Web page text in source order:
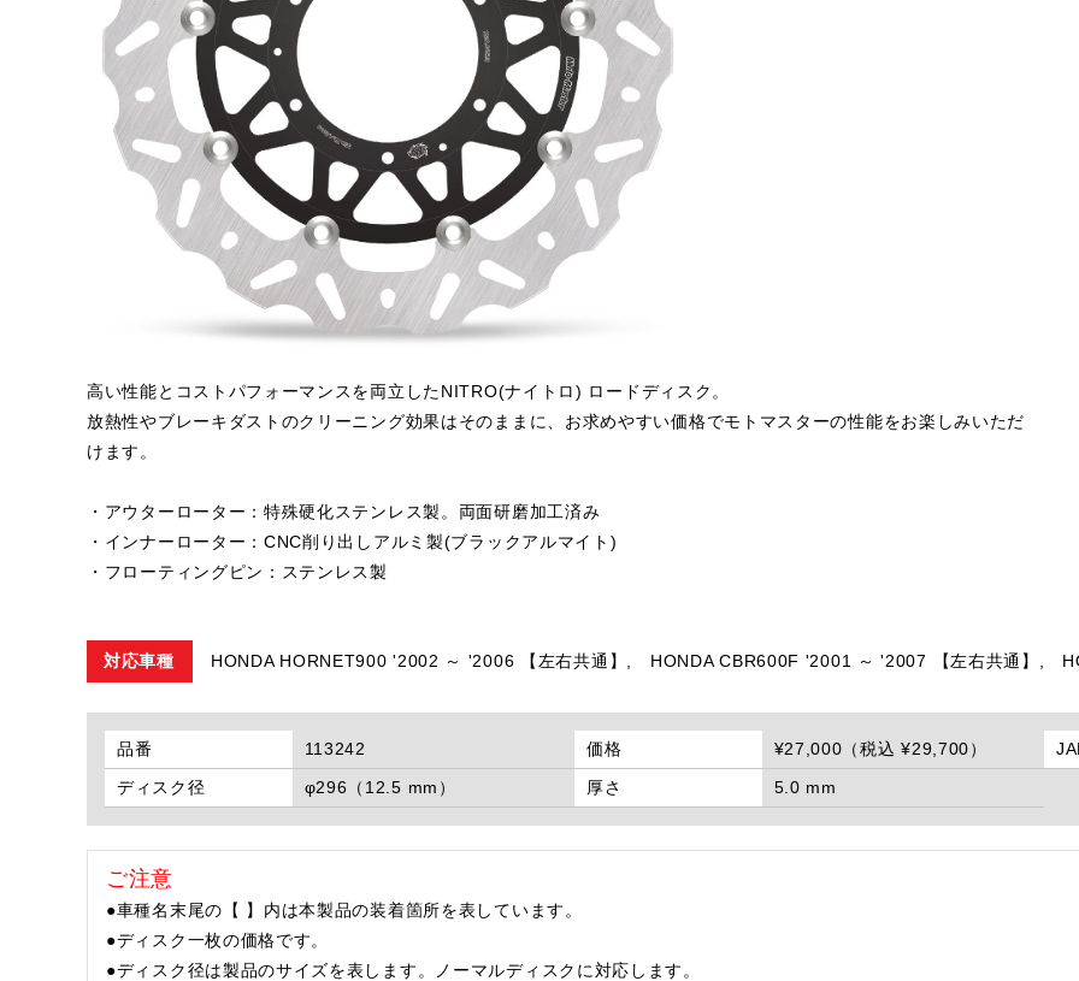
高い性能とコストパフォーマンスを両立したNITRO(ナイトロ) ロードディスク。
放熱性やブレーキダストのクリーニング効果はそのままに、お求めやすい価格でモトマスターの性能をお楽しみいただ
けます。
・アウターローター：特殊硬化ステンレス製。両面研磨加工済み
・インナーローター：CNC削り出しアルミ製(ブラックアルマイト)
・フローティングピン：ステンレス製
対応車種 HONDA HORNET900 '2002 ～ '2006 【左右共通】, HONDA CBR600F '2001 ～ '2007 【左右共通】,
品番 113242 価格 ¥27,000（税込 ¥29,700）
ディスク径
φ296（12.5 mm） 厚さ 5.0 mm
ご注意
●車種名末尾の【 】内は本製品の装着箇所を表しています。
●ディスク一枚の価格です。
●ディスク径は製品のサイズを表します。ノーマルディスクに対応します。